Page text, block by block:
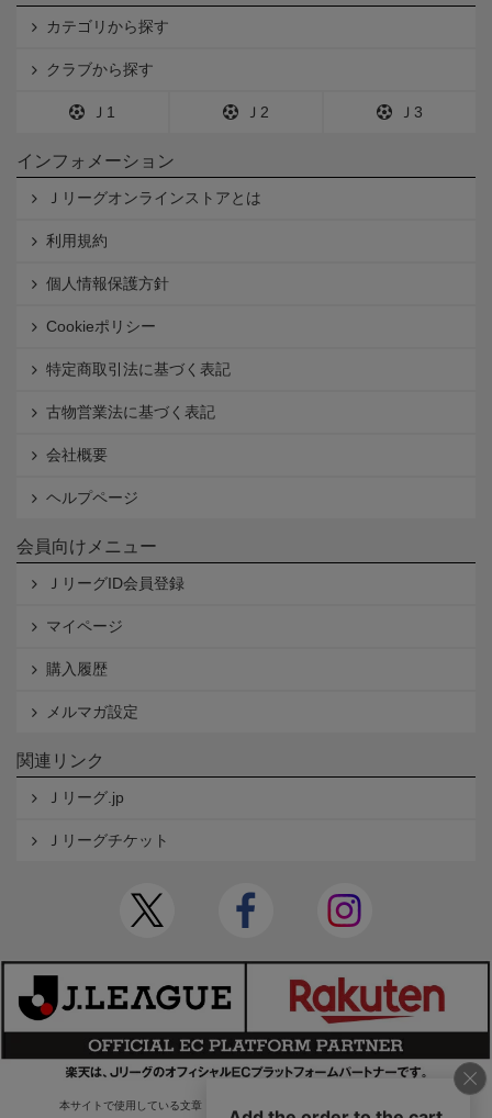
カテゴリから探す
クラブから探す
Ｊ1 Ｊ2 Ｊ3
インフォメーション
Ｊリーグオンラインストアとは
利用規約
個人情報保護方針
Cookieポリシー
特定商取引法に基づく表記
古物営業法に基づく表記
会社概要
ヘルプページ
会員向けメニュー
ＪリーグID会員登録
マイページ
購入履歴
メルマガ設定
関連リンク
Ｊリーグ.jp
Ｊリーグチケット
本サイトで使用している文章・画像等の無断での複製・転載を禁止します。